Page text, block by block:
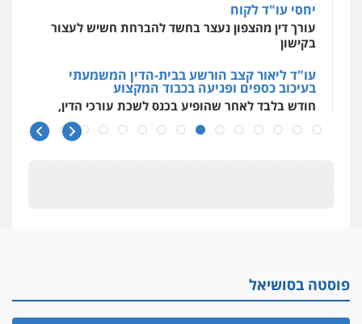
יחסי עו"ד לקוח
עורך דין מהצפון נעצר בחשד להברחת חשיש לעצור
בקישון
עו"ד ליאור קצב הורשע בבית-הדין המשמעתי
בעיכוב כספים ופגיעה בכבוד המקצוע
חודש בלבד לאחר שהופיע בכנס לשכת עורכי הדין,
קצב הורשע
אלה המינויים
הוועדה לבחירת שופטים בחרה 26 שופטים ורשמים
נוספים
פוסטה בסושיאל